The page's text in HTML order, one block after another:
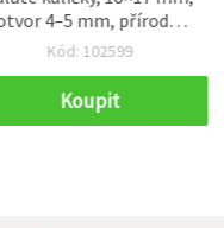
4–5 mm, přírodní
barva dřeva – 20 ks
Kód: 102599
Koupit